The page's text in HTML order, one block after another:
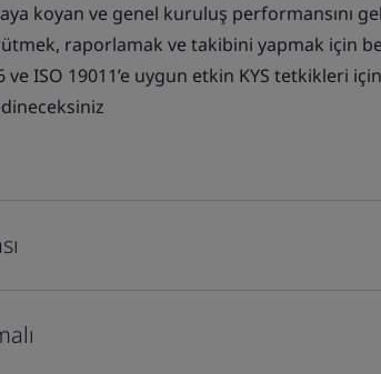
koyan ve genel kuruluş performansını
raporlamak ve takibini yapmak için
ve ISO 19011’e uygun etkin KYS tetkikleri